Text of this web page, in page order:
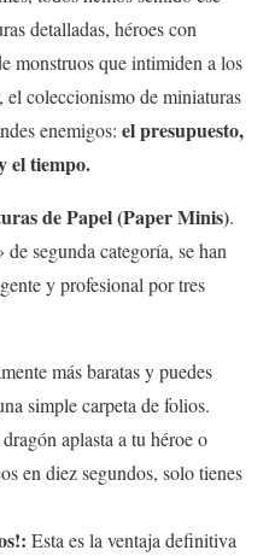
detalladas, héroes con
monstruos que intimiden a los
el coleccionismo de miniaturas
enemigos: el presupuesto,
el tiempo.
de Papel (Paper Minis).
segunda categoría, se han
y profesional por tres
más baratas y puedes
simple carpeta de folios.
aplasta a tu héroe o
en diez segundos, solo tienes
Esta es la ventaja definitiva